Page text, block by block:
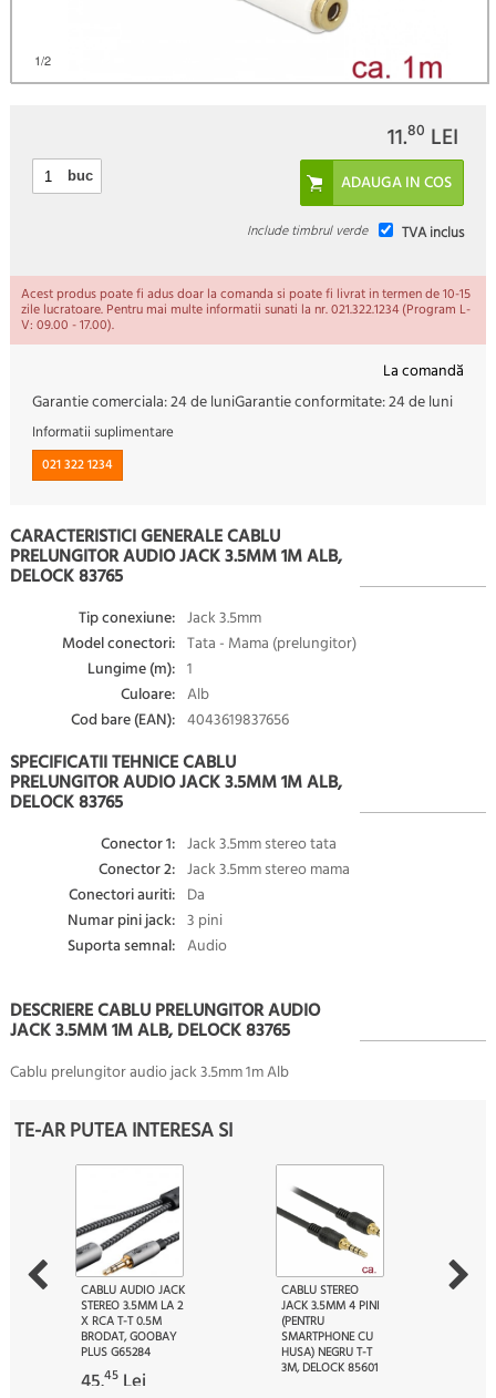
1/2
11.80 LEI
buc
TVA inclus
Include timbrul verde
Acest produs poate fi adus doar la comanda si poate fi livrat in termen de 10-15
zile lucratoare. Pentru mai multe informatii sunati la nr. 021.322.1234 (Program L-
V: 09.00 - 17.00).
La comandă
Garantie comerciala:24 de luniGarantie conformitate:24 de luni
Informatii suplimentare
021 322 1234
CARACTERISTICI GENERALE CABLU
PRELUNGITOR AUDIO JACK 3.5MM 1M ALB,
DELOCK 83765
Tip conexiune: Jack 3.5mm
Model conectori: Tata - Mama (prelungitor)
Lungime (m): 1
Culoare: Alb
Cod bare (EAN): 4043619837656
SPECIFICATII TEHNICE CABLU
PRELUNGITOR AUDIO JACK 3.5MM 1M ALB,
DELOCK 83765
Conector 1: Jack 3.5mm stereo tata
Conector 2: Jack 3.5mm stereo mama
Conectori auriti: Da
Numar pini jack: 3 pini
Suporta semnal: Audio
DESCRIERE CABLU PRELUNGITOR AUDIO
JACK 3.5MM 1M ALB, DELOCK 83765
Cablu prelungitor audio jack 3.5mm 1m Alb
TE-AR PUTEA INTERESA SI
CABLU AUDIO JACK
STEREO 3.5MM LA 2
X RCA T-T 0.5M
BRODAT, GOOBAY
PLUS G65284
45.45 Lei
CABLU STEREO
JACK 3.5MM 4 PINI
(PENTRU
SMARTPHONE CU
HUSA) NEGRU T-T
3M, DELOCK 85601